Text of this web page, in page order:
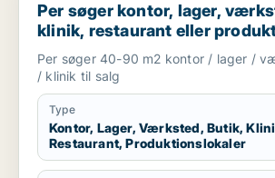
Per søger kontor, lager,
klinik, restaurant eller
til salg i Frederiksberg,
eller Valby m.fl.
Per søger 40-90 m2 kontor / lager /
/ klinik til salg
Type
Kontor, Lager, Værksted, Butik,
Restaurant, Produktionslokaler